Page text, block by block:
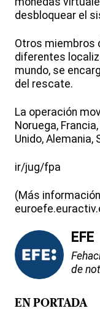
desbloquear el
Otros miembros
diferentes
mundo, se
del rescate.
La operación
Noruega,
Unido, Alemania,
ir/jug/fpa
(Más
EFE
de
EN PORTADA